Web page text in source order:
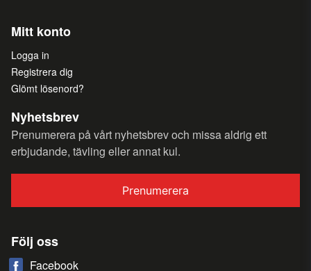
Mitt konto
Logga in
Registrera dig
Glömt lösenord?
Nyhetsbrev
Prenumerera på vårt nyhetsbrev och missa aldrig ett
erbjudande, tävling eller annat kul.
Prenumerera
Följ oss
Facebook